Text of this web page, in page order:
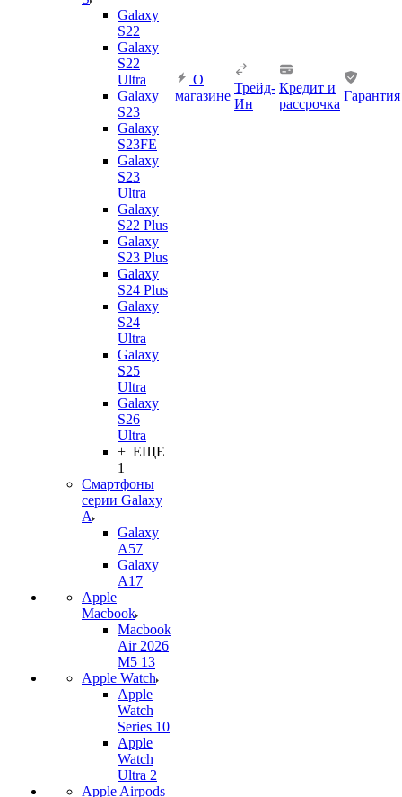
Galaxy
S22
Galaxy
S22
Ultra
Galaxy
S23
Galaxy
S23FE
Galaxy
S23
Ultra
Galaxy
S22 Plus
Galaxy
S23 Plus
Galaxy
S24 Plus
Galaxy
S24
Ultra
Galaxy
S25
Ultra
Galaxy
S26
Ultra
+ ЕЩЕ
1
Смартфоны
серии Galaxy
A
Galaxy
A57
Galaxy
A17
Apple
Macbook
Macbook
Air 2026
M5 13
Apple Watch
Apple
Watch
Series 10
Apple
Watch
Ultra 2
Apple Airpods
О
магазине
Трейд-
Ин
Кредит и
рассрочка
Гарантия